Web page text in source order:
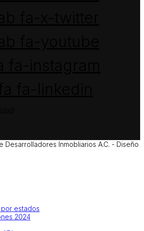
Inmobliarios A.C. - Diseño
estados
2024